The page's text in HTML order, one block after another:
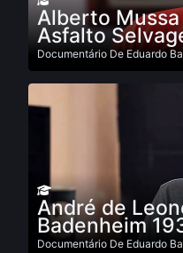
Alberto
Asfalto
Documentário De Eduardo
André de
Badenheim
Documentário De Eduardo